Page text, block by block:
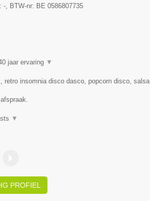
-, BTW-nr: BE 0586807735
jaar ervaring ▼
retro insomnia disco dasco, popcorn disco, salsa
▼
PROFIEL